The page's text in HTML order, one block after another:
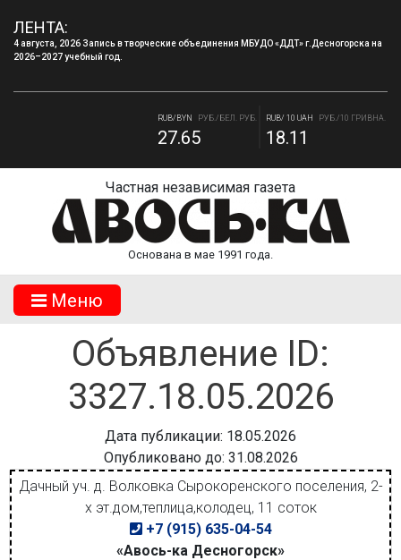
ЛЕНТА:
4 августа, 2026 Запись в творческие объединения МБУДО «ДДТ» г.Десногорска на
2026–2027 учебный год.
RUB/BYN РУБ./БЕЛ. РУБ.
27.65
RUB/ 10 UAH РУБ./10 ГРИВНА.
18.11
80.93 93.19
Частная независимая газета
Основана в мае 1991 года.
Mеню
Объявление ID:
3327.18.05.2026
Дата публикации: 18.05.2026
Опубликовано до: 31.08.2026
Дачный уч. д. Волковка Сырокоренского поселения, 2-
х эт.дом,теплица,колодец, 11 соток
+7 (915) 635-04-54
«Авось-ка Десногорск»